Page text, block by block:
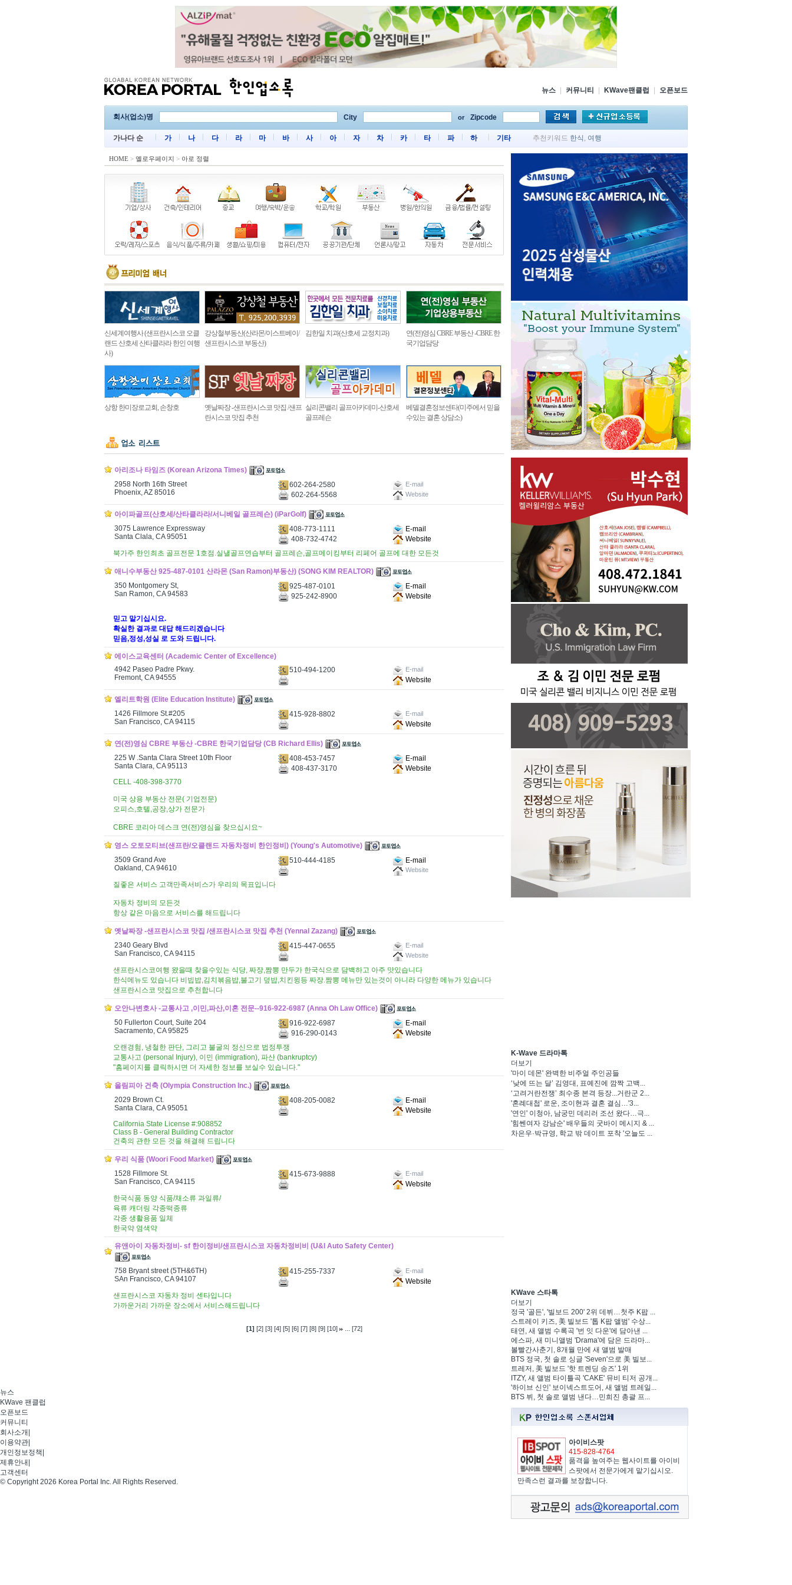
뉴스 커뮤니티 KWave팬클럽 오픈보드
회사(업소)명 City or Zipcode
가나다 순 가 나 다 라 마 바 사 아 자 차 카 타 파 하 기타 추천키워드 한식 , 여행
HOME > 옐로우페이지 > 아로 정렬
신세계여행사 (샌프란시스코 오클
랜드 산호세 산타클라라 한인 여행
사)
강상철부동산(산라몬/이스트베이/
샌프란시스코 부동산)
김한일 치과(산호세 교정치과)
연(전)영심 CBRE 부동산 -CBRE 한
국기업담당
상항 한미장로교회, 손창호
옛날짜장 -샌프란시스코 맛집 /샌프
란시스코 맛집 추천
실리콘밸리 골프아카데미-산호세
골프레슨
베델결혼정보센타(미주에서 믿을
수있는 결혼 상담소)
아리조나 타임즈 (Korean Arizona Times)
2958 North 16th Street
Phoenix, AZ 85016
602-264-2580 E-mail
602-264-5568 Website
아이파골프(산호세/산타클라라/서니베일 골프레슨) (iParGolf)
3075 Lawrence Expressway
Santa Clala, CA 95051
408-773-1111
E-mail
408-732-4742
Website
북가주 한인최초 골프전문 1호점.실낼골프연습부터 골프레슨,골프메이킹부터 리페어 골프에 대한 모든것
애니수부동산 925-487-0101 산라몬 (San Ramon)부동산) (SONG KIM REALTOR)
350 Montgomery St,
San Ramon, CA 94583
925-487-0101
E-mail
925-242-8900
Website
믿고 맡기십시요.
확실한 결과로 대답 해드리겠습니다
믿음,정성,성실 로 도와 드립니다.
에이스교육센터 (Academic Center of Excellence)
4942 Paseo Padre Pkwy.
Fremont, CA 94555
510-494-1200 E-mail
Website
엘리트학원 (Elite Education Institute)
1426 Fillmore St.#205
San Francisco, CA 94115
415-928-8802 E-mail
Website
연(전)영심 CBRE 부동산 -CBRE 한국기업담당 (CB Richard Ellis)
225 W .Santa Clara Street 10th Floor
Santa Clara, CA 95113
408-453-7457
E-mail
408-437-3170
Website
CELL -408-398-3770
미국 상용 부동산 전문( 기업전문)
오피스,호텔,공장,상가 전문가
CBRE 코리아 데스크 연(전)영심을 찾으십시요~
영스 오토모티브(샌프란/오클랜드 자동차정비 한인정비) (Young's Automotive)
3509 Grand Ave
Oakland, CA 94610
510-444-4185 E-mail
Website
질좋은 서비스 고객만족서비스가 우리의 목표입니다
자동차 정비의 모든것
항상 같은 마음으로 서비스를 해드립니다
옛날짜장 -샌프란시스코 맛집 /샌프란시스코 맛집 추천 (Yennal Zazang)
2340 Geary Blvd
San Francisco, CA 94115
415-447-0655
E-mail
Website
샌프란시스코여행 왔을때 찾을수있는 식당, 짜장,짬뽕 만두가 한국식으로 담백하고 아주 맛있습니다
한식메뉴도 있습니다 비빕밥,김치볶음밥,불고기 덮밥,치킨윙등 짜장.짬뽕 메뉴만 있는것이 아니라 다양한 메뉴가 있습니다
샌프란시스코 맛집으로 추천합니다
오안나변호사 -교통사고 ,이민,파산,이혼 전문--916-922-6987 (Anna Oh Law Office)
50 Fullerton Court, Suite 204
Sacramento, CA 95825
916-922-6987
E-mail
916-290-0143
Website
오랜경험, 냉철한 판단, 그리고 불굴의 정신으로 법정투쟁
교통사고 (personal Injury), 이민 (immigration), 파산 (bankruptcy)
"홈페이지를 클릭하시면 더 자세한 정보를 보실수 있습니다."
올림피아 건축 (Olympia Construction Inc.)
2029 Brown Ct.
Santa Clara, CA 95051
408-205-0082
E-mail
Website
California State License #:908852
Class B - General Building Contractor
건축의 관한 모든 것을 해결해 드립니다
우리 식품 (Woori Food Market)
1528 Fillmore St.
San Francisco, CA 94115
415-673-9888 E-mail
Website
한국식품 동양 식품/채소류 과일류/
육류 캐더링 각종떡종류
각종 생활용품 일체
한국약 염색약
유앤아이 자동차정비- sf 한이정비/샌프란시스코 자동차정비비 (U&I Auto Safety Center)
758 Bryant street (5TH&6TH)
SAn Francisco, CA 94107
415-255-7337 E-mail
Website
샌프란시스코 자동차 정비 센타입니다
가까운거리 가까운 장소에서 서비스해드립니다
[1] [2] [3] [4] [5] [6] [7] [8] [9] [10] ... [72]
K-Wave 드라마톡
더보기
'마이 데몬' 완벽한 비주얼 주인공들
‘낮에 뜨는 달’ 김영대, 표예진에 깜짝 고백...
‘고려거란전쟁’ 최수종 본격 등장...거란군 2...
'혼례대첩' 로운, 조이현과 결혼 결심…'3...
'연인' 이청아, 남궁민 데리러 조선 왔다…극...
'힘쎈여자 강남순' 배우들의 굿바이 메시지 & ...
차은우·박규영, 학교 밖 데이트 포착 '오늘도 ...
KWave 스타톡
더보기
정국 '골든', '빌보드 200' 2위 데뷔…첫주 K팝 ...
스트레이 키즈, 美 빌보드 '톱 K팝 앨범' 수상...
태연, 새 앨범 수록곡 '번 잇 다운'에 담아낸 ...
에스파, 새 미니앨범 'Drama'에 담은 드라마...
볼빨간사춘기, 8개월 만에 새 앨범 발매
BTS 정국, 첫 솔로 싱글 'Seven'으로 美 빌보...
트레저, 美 빌보드 '핫 트렌딩 송즈' 1위
ITZY, 새 앨범 타이틀곡 'CAKE' 뮤비 티저 공개...
'하이브 신인' 보이넥스트도어, 새 앨범 트레일...
BTS 뷔, 첫 솔로 앨범 낸다…민희진 총괄 프...
아이비스팟
415-828-4764
품격을 높여주는 웹사이트를 아이비
스팟에서 전문가에게 맡기십시오.
만족스런 결과를 보장합니다.
뉴스
KWave 팬클럽
오픈보드
커뮤니티
회사소개
이용약관
개인정보정책
제휴안내
고객센터
© Copyright 2026 Korea Portal Inc. All Rights Reserved.